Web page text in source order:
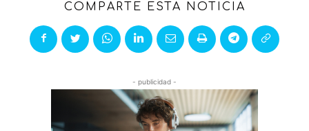
COMPARTE ESTA NOTICIA
- publicidad -